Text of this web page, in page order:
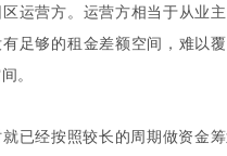
运营方。运营方相当于从业
足够的租金差额空间，难以
。
已经按照较长的周期做资金